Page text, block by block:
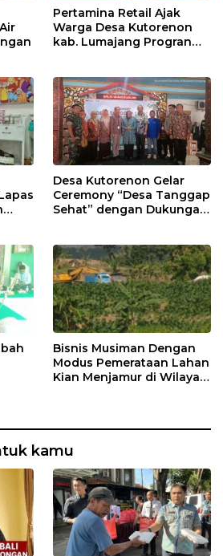
Pertamina Retail Ajak
Warga Desa Kutorenon
kab. Lumajang Progran
Darurat
Desa Kutorenon Gelar
Ceremony “Desa Tanggap
Sehat” dengan Dukungan
Bisnis Musiman Dengan
Modus Pemerataan Lahan
Kian Menjamur di Wilayah
kamu